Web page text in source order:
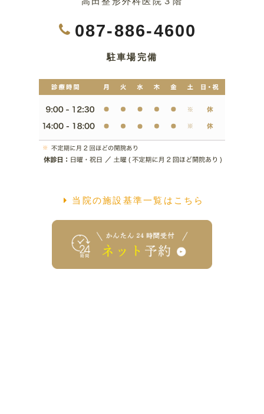
087-886-4600
駐車場完備
当院の施設基準一覧はこちら